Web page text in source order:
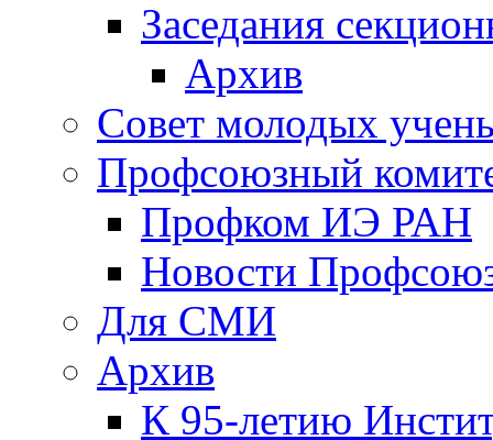
Заседания
Архив
Совет молодых
Профсоюзный
Профком ИЭ РАН
Новости
Для СМИ
Архив
К 95-летию